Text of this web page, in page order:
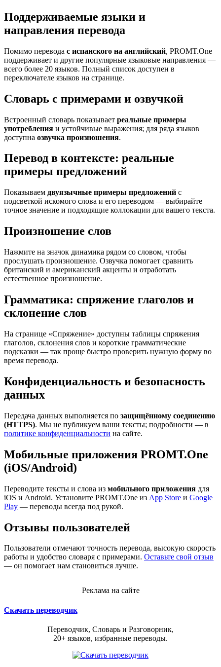
Поддерживаемые языки и
направления перевода
Помимо перевода с испанского на английский, PROMT.One
поддерживает и другие популярные языковые направления —
всего более 20 языков. Полный список доступен в
переключателе языков на странице.
Словарь с примерами и озвучкой
Встроенный словарь показывает реальные примеры
употребления и устойчивые выражения; для ряда языков
доступна озвучка произношения.
Перевод в контексте: реальные
примеры предложений
Показываем двуязычные примеры предложений с
подсветкой искомого слова и его переводом — выбирайте
точное значение и подходящие коллокации для вашего текста.
Произношение слов
Нажмите на значок динамика рядом со словом, чтобы
прослушать произношение. Озвучка помогает сравнить
британский и американский акценты и отработать
естественное произношение.
Грамматика: спряжение глаголов и
склонение слов
На странице «Спряжение» доступны таблицы спряжения
глаголов, склонения слов и короткие грамматические
подсказки — так проще быстро проверить нужную форму во
время перевода.
Конфиденциальность и безопасность
данных
Передача данных выполняется по защищённому соединению
(HTTPS). Мы не публикуем ваши тексты; подробности — в
политике конфиденциальности на сайте.
Мобильные приложения PROMT.One
(iOS/Android)
Переводите тексты и слова из мобильного приложения для
iOS и Android. Установите PROMT.One из App Store и Google
Play — переводы всегда под рукой.
Отзывы пользователей
Пользователи отмечают точность перевода, высокую скорость
работы и удобство словаря с примерами. Оставьте свой отзыв
— он помогает нам становиться лучше.
Реклама на сайте
Скачать переводчик
Переводчик, Словарь и Разговорник,
20+ языков, избранные переводы.